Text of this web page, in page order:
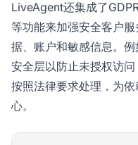
LiveAgent还集成了
等功能来加强安全客户
据、账户和敏感信息。
安全层以防止未授权访
按照法律要求处理，为
心。